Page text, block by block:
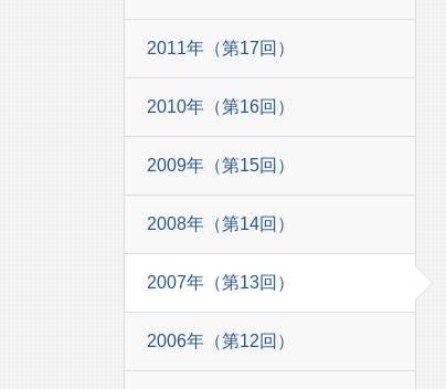
2011年（第17回）
2010年（第16回）
2009年（第15回）
2008年（第14回）
2007年（第13回）
2006年（第12回）